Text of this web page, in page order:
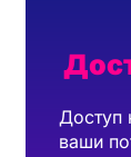
Доступ
ваши